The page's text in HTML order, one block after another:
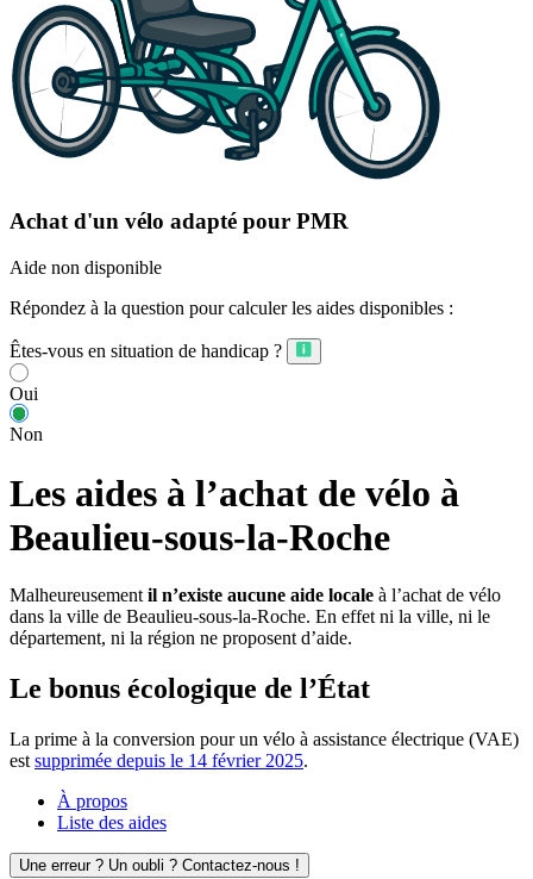
Achat d'un vélo adapté pour PMR
Aide non disponible
Répondez à la question pour calculer les aides disponibles :
Êtes-vous en situation de handicap ?
Oui
Non
Les aides à l’achat de vélo à
Beaulieu-sous-la-Roche
Malheureusement il n’existe aucune aide locale à l’achat de vélo
dans la ville de Beaulieu-sous-la-Roche. En effet ni la ville, ni le
département, ni la région ne proposent d’aide.
Le bonus écologique de l’État
La prime à la conversion pour un vélo à assistance électrique (VAE)
est supprimée depuis le 14 février 2025.
À propos
Liste des aides
Une erreur ? Un oubli ? Contactez-nous !